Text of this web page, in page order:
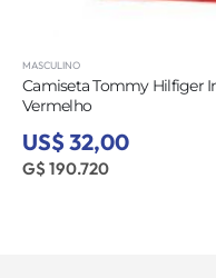
MASCULINO
Camiseta Tommy Hilfiger
Vermelho
US$ 32,00
G$ 190.720